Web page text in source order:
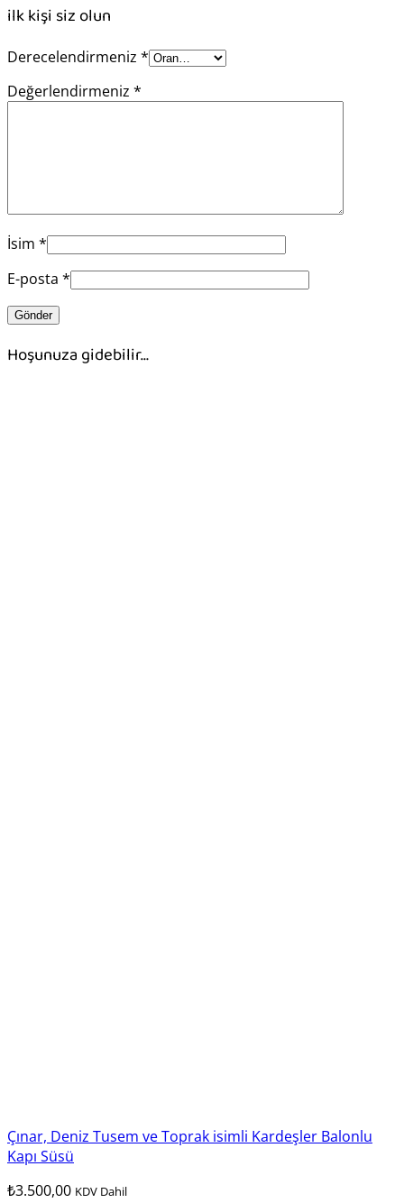
ilk kişi siz olun
Derecelendirmeniz *
Değerlendirmeniz *
İsim *
E-posta *
Hoşunuza gidebilir…
Çınar, Deniz Tusem ve Toprak isimli Kardeşler Balonlu
Kapı Süsü
₺3.500,00 KDV Dahil